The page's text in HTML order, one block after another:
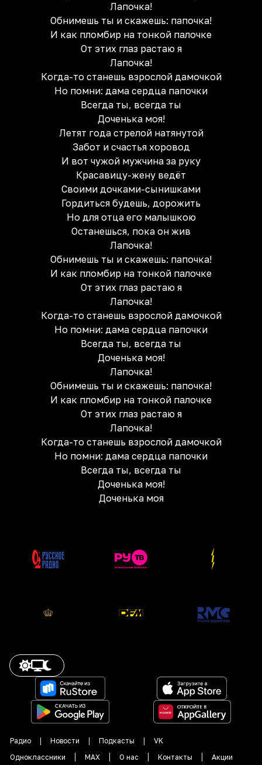
Лапочка!
Обнимешь ты и скажешь: папочка!
И как пломбир на тонкой палочке
От этих глаз растаю я
Лапочка!
Когда-то станешь взрослой дамочкой
Но помни: дама сердца папочки
Всегда ты, всегда ты
Доченька моя!
Летят года стрелой натянутой
Забот и счастья хоровод
И вот чужой мужчина за руку
Красавицу-жену ведёт
Своими дочками-сынишками
Гордиться будешь, дорожить
Но для отца его малышкою
Останешься, пока он жив
Лапочка!
Обнимешь ты и скажешь: папочка!
И как пломбир на тонкой палочке
От этих глаз растаю я
Лапочка!
Когда-то станешь взрослой дамочкой
Но помни: дама сердца папочки
Всегда ты, всегда ты
Доченька моя!
Лапочка!
Обнимешь ты и скажешь: папочка!
И как пломбир на тонкой палочке
От этих глаз растаю я
Лапочка!
Когда-то станешь взрослой дамочкой
Но помни: дама сердца папочки
Всегда ты, всегда ты
Доченька моя!
Доченька моя
Радио Новости Подкасты
VK
Одноклассники
MAX О нас Контакты Акции